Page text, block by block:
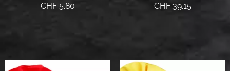
CHF5.80 CHF39.15